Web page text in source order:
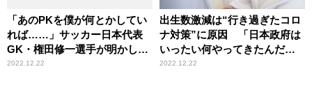
「あのPKを僕が何とかしてい
れば……」サッカー日本代表
GK・権田修一選手が明かし
た、森保一監督への率直な思
2022.12.22
出生数激減は“行き過ぎたコロ
ナ対策”に原因 「日本政府は
いったい何やってきたんだ」
辛坊治郎が苦言
2022.12.22